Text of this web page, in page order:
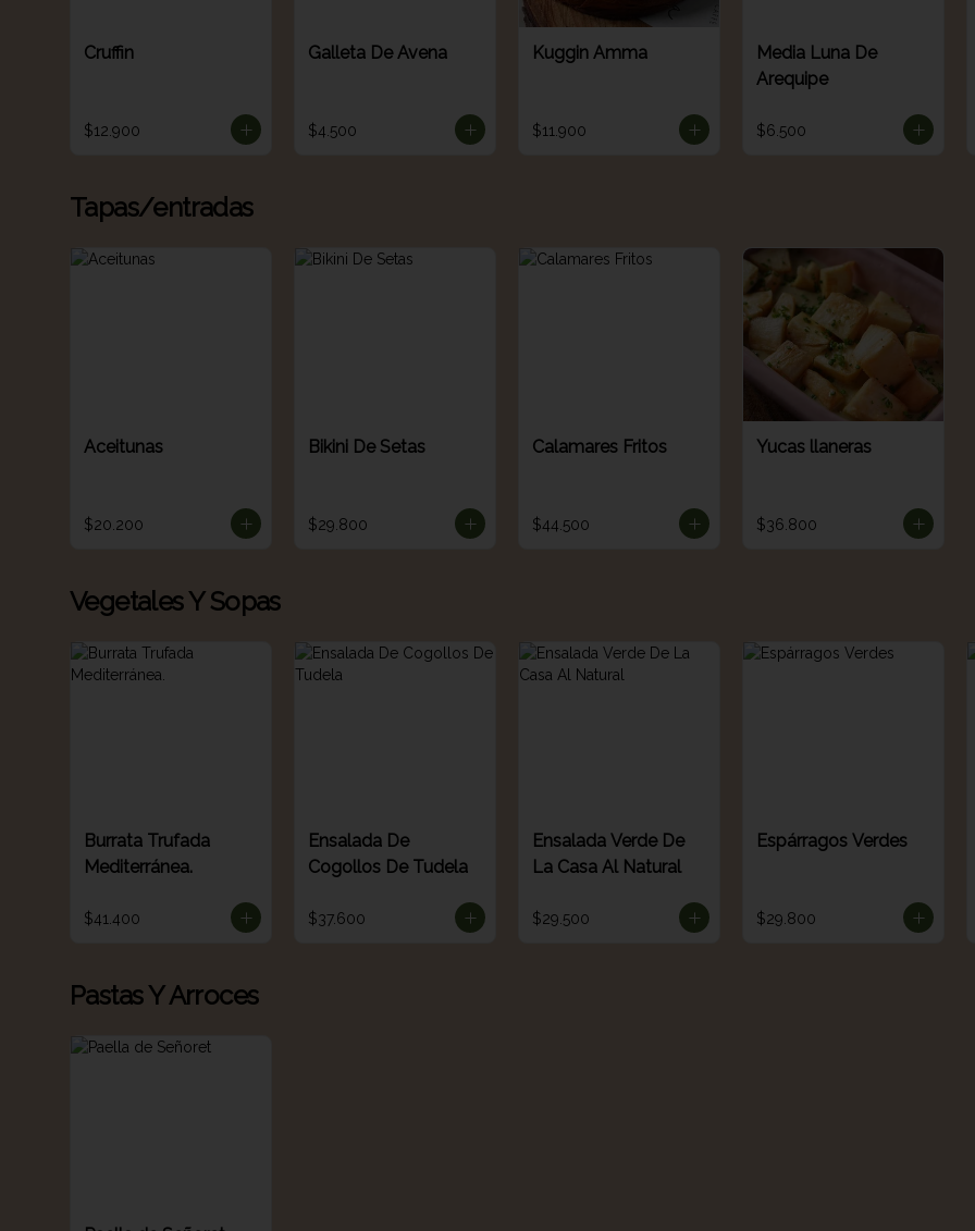
Cruffin
$12.900
Galleta De Avena
$4.500
Kuggin Amma
$11.900
Media Luna De
Arequipe
$6.500
Tapas/entradas
Aceitunas
$20.200
Bikini De Setas
$29.800
Calamares Fritos
$44.500
Yucas llaneras
$36.800
Vegetales Y Sopas
Burrata Trufada
Mediterránea.
$41.400
Ensalada De
Cogollos De Tudela
$37.600
Ensalada Verde De
La Casa Al Natural
$29.500
Espárragos Verdes
$29.800
Pastas Y Arroces